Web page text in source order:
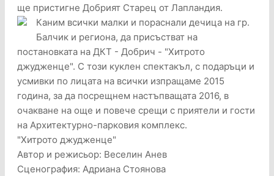
ще пристигне Добрият Старец от Лапландия.
Каним всички малки и пораснали дечица на гр.
Балчик и региона, да присъстват на
постановката на ДКТ - Добрич - "Хитрото
джудженце". С този куклен спектакъл, с подаръци и
усмивки по лицата на всички изпращаме 2015
година, за да посрещнем настъпващата 2016, в
очакване на още и повече срещи с приятели и гости
на Архитектурно-парковия комплекс.
"Хитрото джудженце"
Автор и режисьор: Веселин Анев
Сценография: Адриана Стоянова